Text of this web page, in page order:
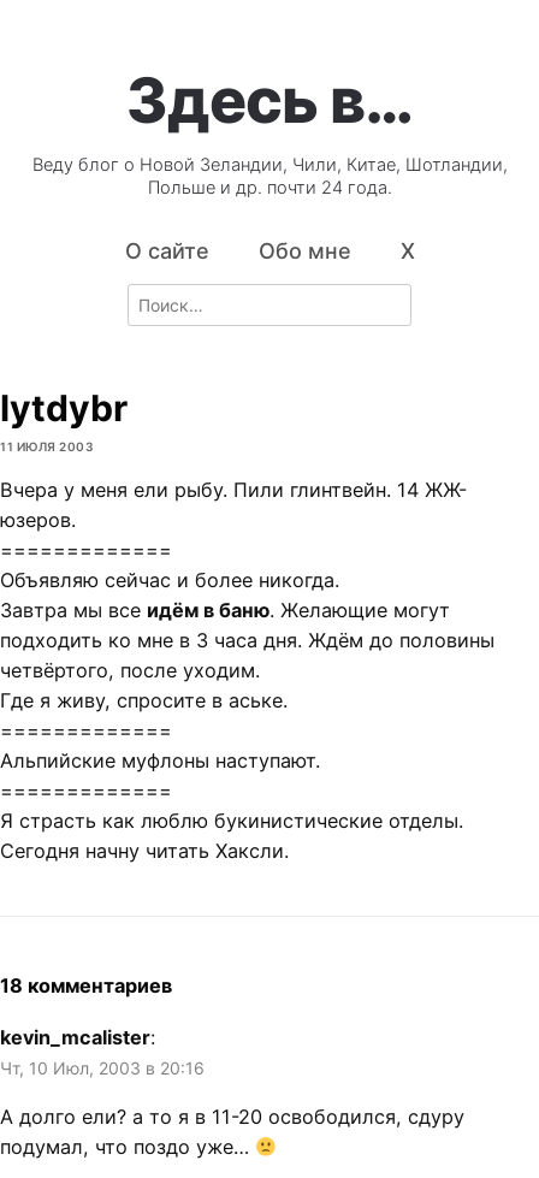
Здесь в…
Веду блог о Новой Зеландии, Чили, Китае, Шотландии,
Польше и др. почти 24 года.
О сайте Обо мне X
Search
for:
lytdybr
11 ИЮЛЯ 2003
Вчера у меня ели рыбу. Пили глинтвейн. 14 ЖЖ-
юзеров.
=============
Объявляю сейчас и более никогда.
Завтра мы все идём в баню. Желающие могут
подходить ко мне в 3 часа дня. Ждём до половины
четвёртого, после уходим.
Где я живу, спросите в аське.
=============
Альпийские муфлоны наступают.
=============
Я страсть как люблю букинистические отделы.
Сегодня начну читать Хаксли.
18 комментариев
kevin_mcalister:
Чт, 10 Июл, 2003 в 20:16
А долго ели? а то я в 11-20 освободился, сдуру
подумал, что поздо уже…